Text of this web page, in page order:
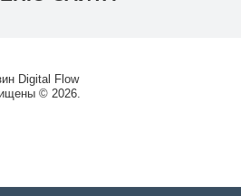
Digital Flow
© 2026.